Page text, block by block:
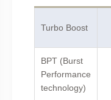
Turbo Boost
BPT (Burst
Performance
technology)